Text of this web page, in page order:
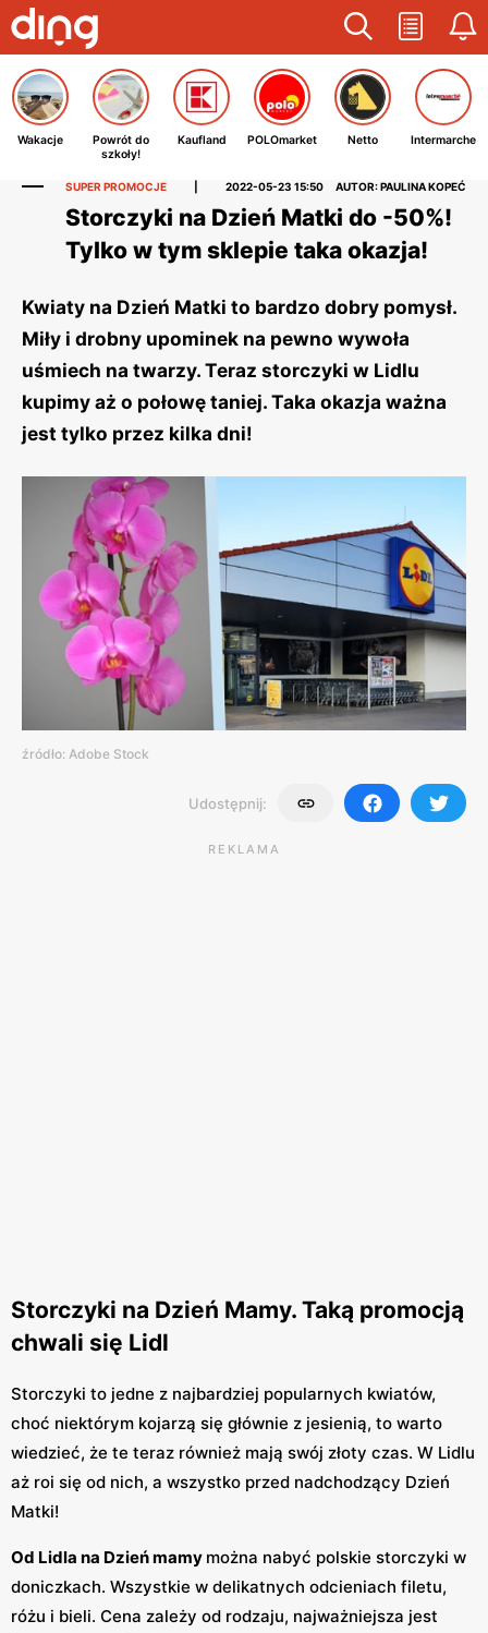
Wakacje
Powrót do
szkoły!
Kaufland POLOmarket Netto Intermarche
SUPER PROMOCJE 2022-05-23 15:50 AUTOR: PAULINA KOPEĆ
Storczyki na Dzień Matki do -50%!
Tylko w tym sklepie taka okazja!
Kwiaty na Dzień Matki to bardzo dobry pomysł.
Miły i drobny upominek na pewno wywoła
uśmiech na twarzy. Teraz storczyki w Lidlu
kupimy aż o połowę taniej. Taka okazja ważna
jest tylko przez kilka dni!
źródło: Adobe Stock
Udostępnij:
REKLAMA
Storczyki na Dzień Mamy. Taką promocją
chwali się Lidl
Storczyki to jedne z najbardziej popularnych kwiatów,
choć niektórym kojarzą się głównie z jesienią, to warto
wiedzieć, że te teraz również mają swój złoty czas. W Lidlu
aż roi się od nich, a wszystko przed nadchodzący Dzień
Matki!
Od Lidla na Dzień mamy można nabyć polskie storczyki w
doniczkach. Wszystkie w delikatnych odcieniach filetu,
różu i bieli. Cena zależy od rodzaju, najważniejsza jest